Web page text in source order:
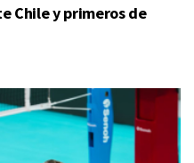
Chile y primeros de